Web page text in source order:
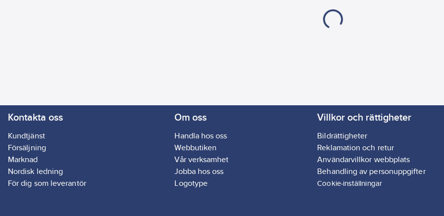
Kontakta oss
Kundtjänst
Försäljning
Marknad
Nordisk ledning
För dig som leverantör
Om oss
Handla hos oss
Webbutiken
Vår verksamhet
Jobba hos oss
Logotype
Villkor och rättigheter
Bildrättigheter
Reklamation och retur
Användarvillkor webbplats
Behandling av personuppgifter
Cookie-inställningar